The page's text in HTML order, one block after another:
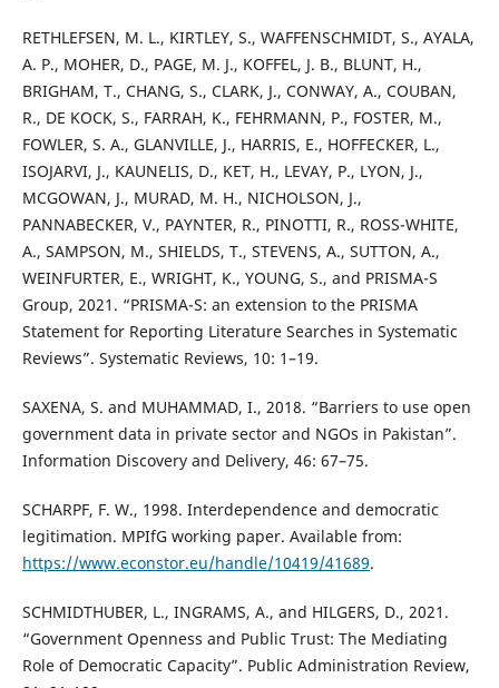
RETHLEFSEN, M. L., KIRTLEY, S., WAFFENSCHMIDT, S., AYALA,
A. P., MOHER, D., PAGE, M. J., KOFFEL, J. B., BLUNT, H.,
BRIGHAM, T., CHANG, S., CLARK, J., CONWAY, A., COUBAN,
R., DE KOCK, S., FARRAH, K., FEHRMANN, P., FOSTER, M.,
FOWLER, S. A., GLANVILLE, J., HARRIS, E., HOFFECKER, L.,
ISOJARVI, J., KAUNELIS, D., KET, H., LEVAY, P., LYON, J.,
MCGOWAN, J., MURAD, M. H., NICHOLSON, J.,
PANNABECKER, V., PAYNTER, R., PINOTTI, R., ROSS-WHITE,
A., SAMPSON, M., SHIELDS, T., STEVENS, A., SUTTON, A.,
WEINFURTER, E., WRIGHT, K., YOUNG, S., and PRISMA-S
Group, 2021. “PRISMA-S: an extension to the PRISMA
Statement for Reporting Literature Searches in Systematic
Reviews”. Systematic Reviews, 10: 1–19.
SAXENA, S. and MUHAMMAD, I., 2018. “Barriers to use open
government data in private sector and NGOs in Pakistan”.
Information Discovery and Delivery, 46: 67–75.
SCHARPF, F. W., 1998. Interdependence and democratic
legitimation. MPIfG working paper. Available from:
https://www.econstor.eu/handle/10419/41689.
SCHMIDTHUBER, L., INGRAMS, A., and HILGERS, D., 2021.
“Government Openness and Public Trust: The Mediating
Role of Democratic Capacity”. Public Administration Review,